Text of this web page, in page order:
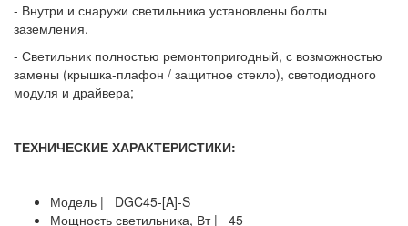
- Внутри и снаружи светильника установлены болты
заземления.
- Светильник полностью ремонтопригодный, с возможностью
замены (крышка-плафон / защитное стекло), светодиодного
модуля и драйвера;
ТЕХНИЧЕСКИЕ ХАРАКТЕРИСТИКИ:
Модель | DGC45-[A]-S
Мощность светильника, Вт | 45